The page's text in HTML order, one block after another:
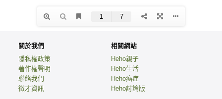
關於我們
隱私權政策
著作權聲明
聯絡我們
徵才資訊
相關網站
Heho親子
Heho生活
Heho癌症
Heho討論版